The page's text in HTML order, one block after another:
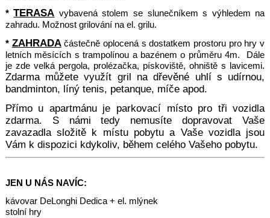
*TERASA vybavená stolem se slunečníkem s výhledem na
zahradu. Možnost grilování na el. grilu.
* ZAHRADAčástečně oplocená s dostatkem prostoru pro hry v
letních měsících s trampolínou a bazénem o průměru 4m. Dále
je zde velká pergola, prolézačka, pískoviště, ohniště s lavicemi.
Zdarma můžete využít gril na dřevěné uhlí s udírnou,
bandminton, líný tenis, petanque, míče apod.
Přímo u apartmánu je parkovací místo pro tři vozidla
zdarma. S námi tedy nemusíte dopravovat Vaše
zavazadla složitě k místu pobytu a Vaše vozidla jsou
Vám k dispozici kdykoliv, během celého Vašeho pobytu.
JEN U NÁS NAVÍC:
kávovar DeLonghi Dedica + el. mlýnek
stolní hry